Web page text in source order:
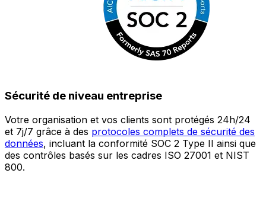
Sécurité de niveau entreprise
Votre organisation et vos clients sont protégés 24h/24
et 7j/7 grâce à des protocoles complets de sécurité des
données, incluant la conformité SOC 2 Type II ainsi que
des contrôles basés sur les cadres ISO 27001 et NIST
800.